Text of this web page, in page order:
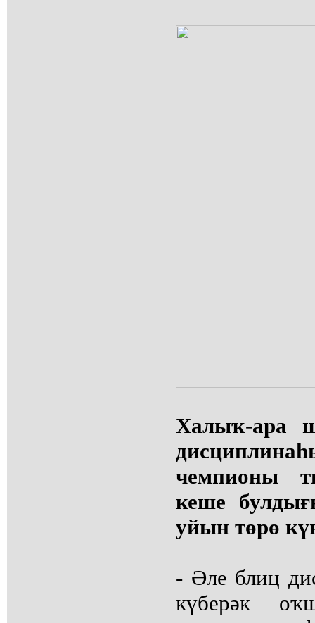
Халыҡ-ара
чемпионы
кеше
уйын төрө
- Әле блиц
күберәк